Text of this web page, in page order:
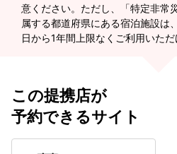
意ください。ただし、「特定非常
属する都道府県にある宿泊施設は
日から1年間上限なくご利用いただ
この提携店が
予約できるサイト